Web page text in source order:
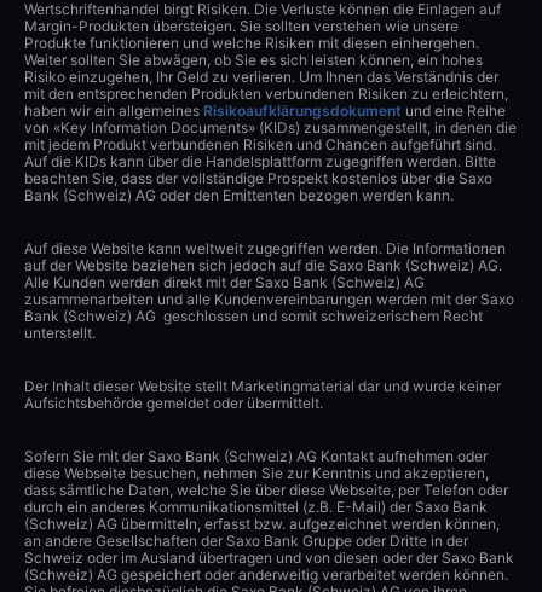
Wertschriftenhandel birgt Risiken. Die Verluste können die Einlagen auf
Margin-Produkten übersteigen. Sie sollten verstehen wie unsere
Produkte funktionieren und welche Risiken mit diesen einhergehen.
Weiter sollten Sie abwägen, ob Sie es sich leisten können, ein hohes
Risiko einzugehen, Ihr Geld zu verlieren. Um Ihnen das Verständnis der
mit den entsprechenden Produkten verbundenen Risiken zu erleichtern,
haben wir ein allgemeines Risikoaufklärungsdokument und eine Reihe
von «Key Information Documents» (KIDs) zusammengestellt, in denen die
mit jedem Produkt verbundenen Risiken und Chancen aufgeführt sind.
Auf die KIDs kann über die Handelsplattform zugegriffen werden. Bitte
beachten Sie, dass der vollständige Prospekt kostenlos über die Saxo
Bank (Schweiz) AG oder den Emittenten bezogen werden kann.
Auf diese Website kann weltweit zugegriffen werden. Die Informationen
auf der Website beziehen sich jedoch auf die Saxo Bank (Schweiz) AG.
Alle Kunden werden direkt mit der Saxo Bank (Schweiz) AG
zusammenarbeiten und alle Kundenvereinbarungen werden mit der Saxo
Bank (Schweiz) AG geschlossen und somit schweizerischem Recht
unterstellt.
Der Inhalt dieser Website stellt Marketingmaterial dar und wurde keiner
Aufsichtsbehörde gemeldet oder übermittelt.
Sofern Sie mit der Saxo Bank (Schweiz) AG Kontakt aufnehmen oder
diese Webseite besuchen, nehmen Sie zur Kenntnis und akzeptieren,
dass sämtliche Daten, welche Sie über diese Webseite, per Telefon oder
durch ein anderes Kommunikationsmittel (z.B. E-Mail) der Saxo Bank
(Schweiz) AG übermitteln, erfasst bzw. aufgezeichnet werden können,
an andere Gesellschaften der Saxo Bank Gruppe oder Dritte in der
Schweiz oder im Ausland übertragen und von diesen oder der Saxo Bank
(Schweiz) AG gespeichert oder anderweitig verarbeitet werden können.